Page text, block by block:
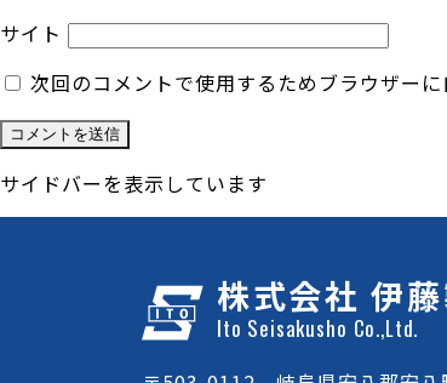
サイト
次回のコメントで使用するためブラウザー
サイドバーを表示しています
株式会社 伊
Ito Seisakusho Co.,Ltd.